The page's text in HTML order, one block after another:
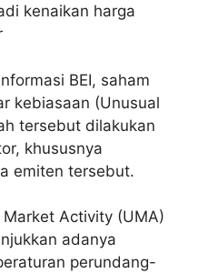
kenaikan harga
BEI, saham
kebiasaan (Unusual
tersebut dilakukan
khususnya
emiten tersebut.
Market Activity (UMA)
adanya
perundang-